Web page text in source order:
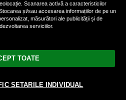
Scanarea activă a caracteristicilor
și/sau accesarea informațiilor de pe un
măsurători ale publicității și de
serviciilor.
TOATE
SETARILE INDIVIDUAL